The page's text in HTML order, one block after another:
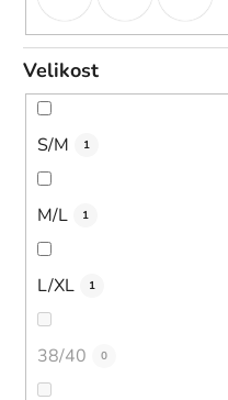
Velikost
S/M 1
M/L 1
L/XL 1
38/40 0